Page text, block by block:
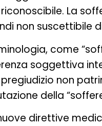
La
non suscettibile
come
soggettiva
non
della
direttive